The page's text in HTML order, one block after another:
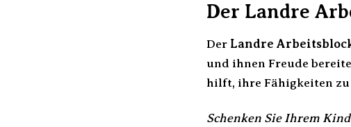
Der Landre
Der Landre
und ihnen Freude
hilft, ihre Fähigkeiten
Schenken Sie Ihrem